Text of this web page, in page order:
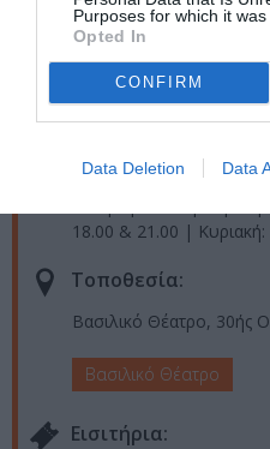
Purposes for which it was
Opted In
CONFIRM
Data Deletion Data
Ταυτότητα
Ημερομηνία:
Από:
22/02/2024
18.00 & 21.00 | Κυριακή:
Τοποθεσία:
Βασιλικό Θέατρο, 30ής
Βασιλικό Θέατρο
Eισιτήρια: